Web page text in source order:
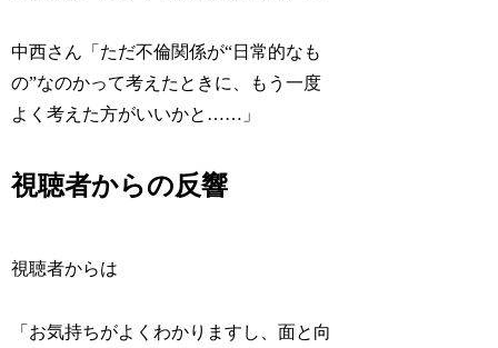
中西さん「ただ不倫関係が“日常的なも
の”なのかって考えたときに、もう一度
よく考えた方がいいかと……」
視聴者からの反響
視聴者からは
「お気持ちがよくわかりますし、面と向